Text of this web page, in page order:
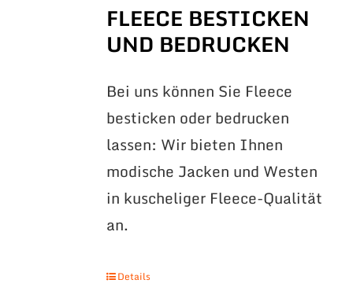
FLEECE BESTICKEN
UND BEDRUCKEN
Bei uns können Sie Fleece
besticken oder bedrucken
lassen: Wir bieten Ihnen
modische Jacken und Westen
in kuscheliger Fleece-Qualität
an.
Details